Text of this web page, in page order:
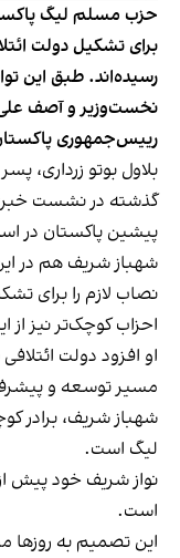
حزب مسلم لیگ
برای تشکیل دولت
رسیده‌اند. طبق این
نخست‌وزیر و آصف علی
رییس‌جمهوری
بلاول بوتو زرداری،
گذشته در نشست
پیشین پاکستان در
شهباز شریف هم در
نصاب لازم را برای
احزاب کوچک‌تر نیز
او افزود دولت
مسیر توسعه و
شهباز شریف، برادر
لیگ است.
نواز شریف خود پیش
است.
این تصمیم به روزها